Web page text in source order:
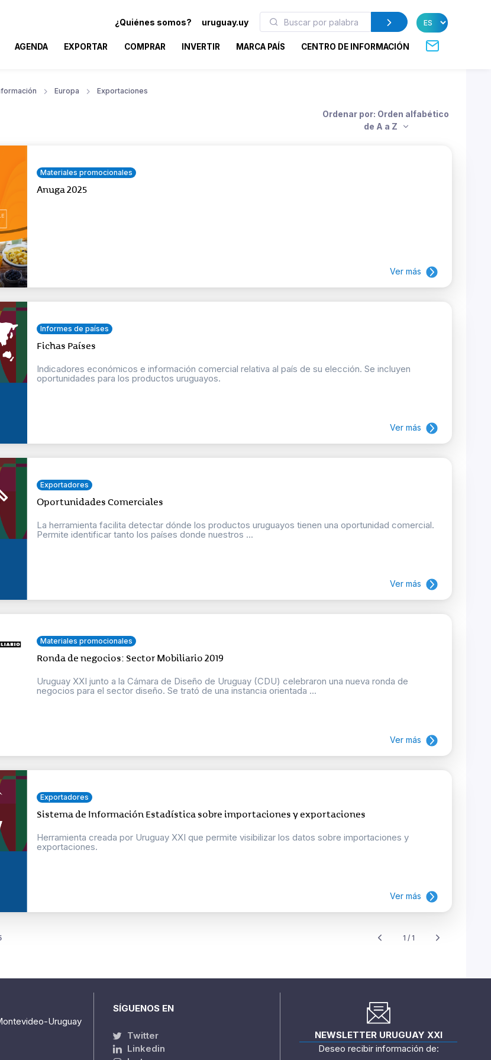
¿Quiénes somos? uruguay.uy
AGENDA EXPORTAR COMPRAR INVERTIR MARCA PAÍS CENTRO DE INFORMACIÓN
Europa Exportaciones
Ordenar por: Orden alfabético
de A a Z
Materiales promocionales
Anuga 2025
Ver más
Informes de países
Fichas Países
Indicadores económicos e información comercial relativa al país de su elección. Se incluyen
oportunidades para los productos uruguayos.
Ver más
Exportadores
Oportunidades Comerciales
La herramienta facilita detectar dónde los productos uruguayos tienen una oportunidad comercial.
Permite identificar tanto los países donde nuestros ...
Ver más
Materiales promocionales
Ronda de negocios: Sector Mobiliario 2019
Uruguay XXI junto a la Cámara de Diseño de Uruguay (CDU) celebraron una nueva ronda de
negocios para el sector diseño. Se trató de una instancia orientada ...
Ver más
Exportadores
Sistema de Información Estadística sobre importaciones y exportaciones
Herramienta creada por Uruguay XXI que permite visibilizar los datos sobre importaciones y
exportaciones.
Ver más
1 / 1
Uruguay
SÍGUENOS EN
Twitter
Linkedin
NEWSLETTER URUGUAY XXI
Deseo recibir información de: